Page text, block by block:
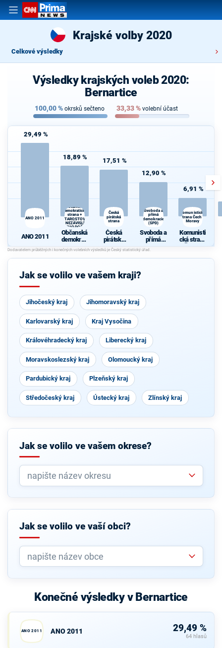
Krajské volby 2020
Celkové výsledky
Výsledky krajských voleb 2020:
Bernartice
100,00% okrsků sečteno 33,33% volební účast
29,49 %
ANO 2011
ANO 2011
18,89 %
Občanská
demokratická
strana +
STAROSTOVÉ
A NEZÁVISLÍ a
VÝCHODOČEŠI
Občanská
demokrati
cká strana
+
STAROST
NEZÁVISL
ČEŠI
17,51 %
Česká
pirátská
strana
Česká
pirátská
strana
12,90 %
Svoboda a
přímá
demokracie
(SPD)
Svoboda a
přímá
demokraci
e (SPD)
6,91 %
Komunistická
strana Čech a
Moravy
Komunisti
cká strana
Čech a
Jak se volilo ve vašem kraji?
Jihočeský kraj Jihomoravský kraj
Karlovarský kraj Kraj Vysočina
Královéhradecký kraj Liberecký kraj
Moravskoslezský kraj Olomoucký kraj
Pardubický kraj Plzeňský kraj
Středočeský kraj Ústecký kraj Zlínský kraj
Jak se volilo ve vašem okrese?
Jak se volilo ve vaší obci?
Konečné výsledky v Bernartice
ANO 2011 ANO 2011 29,49 %
64 hlasů